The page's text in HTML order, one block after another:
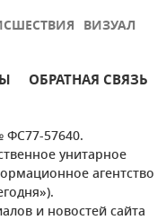
ВИЗУАЛ
ОБРАТНАЯ СВЯЗЬ
ФС77-57640.
унитарное
агентство
и новостей сайта